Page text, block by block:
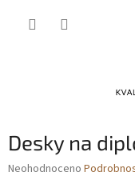
Desky na
Průměrné
Neohodnoceno